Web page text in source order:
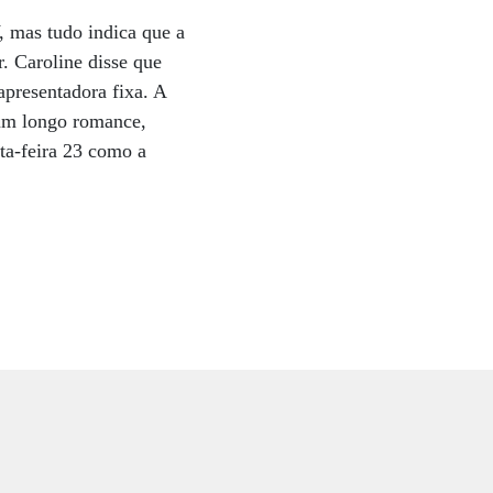
mas tudo indica que a
Caroline disse que
fixa. A
longo romance,
feira 23 como a